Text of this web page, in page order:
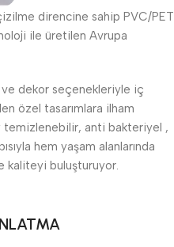
direncine sahip PVC/PET
ile üretilen Avrupa
ve dekor seçenekleriyle iç
özel tasarımlara ilham
temizlenebilir, anti bakteriyel ,
hem yaşam alanlarında
kaliteyi buluşturuyor.